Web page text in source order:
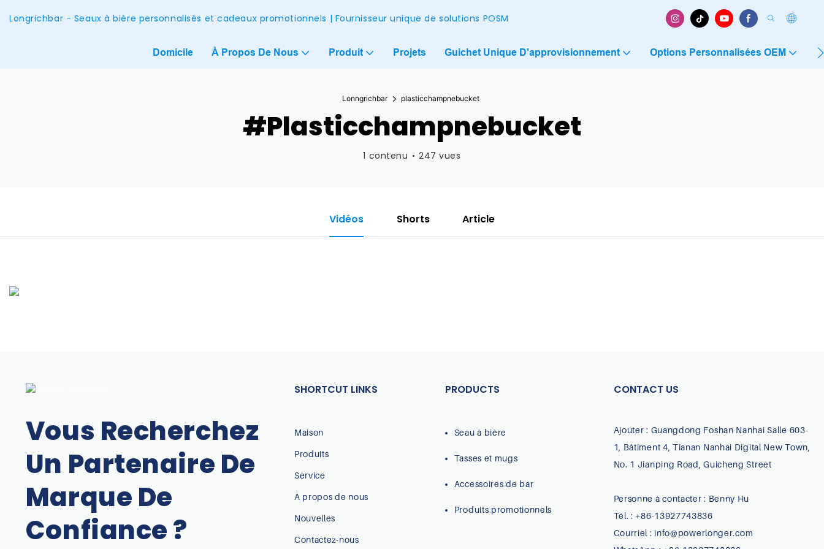
Longrichbar - Seaux à bière personnalisés et cadeaux promotionnels | Fournisseur unique de solutions POSM
Domicile À Propos De Nous Produit Projets Guichet Unique D'approvisionnement Options Personnalisées OEM
Lonngrichbar plasticchampnebucket
#plasticchampnebucket
1 contenu 247 vues
Vidéos Shorts Article
Vous Recherchez
Un Partenaire De
Marque De
Confiance ?
SHORTCUT LINKS
Maison
Produits
Service
À propos de nous
Nouvelles
Contactez-nous
PRODUCTS
Seau à bière
Tasses et mugs
Accessoires de bar
Produits promotionnels
CONTACT US
Ajouter : Guangdong Foshan Nanhai Salle 603-
1, Bâtiment 4, Tianan Nanhai Digital New Town,
No. 1 Jianping Road, Guicheng Street
Personne à contacter : Benny Hu
Tél. : +86-13927743836
Courriel : info@powerlonger.com